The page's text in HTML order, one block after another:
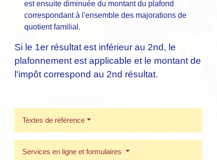
est ensuite diminuée du montant du plafond
correspondant à l'ensemble des majorations de
quotient familial.
Si le 1er résultat est inférieur au 2nd, le
plafonnement est applicable et le montant de
l'impôt correspond au 2nd résultat.
Textes de référence
Services en ligne et formulaires